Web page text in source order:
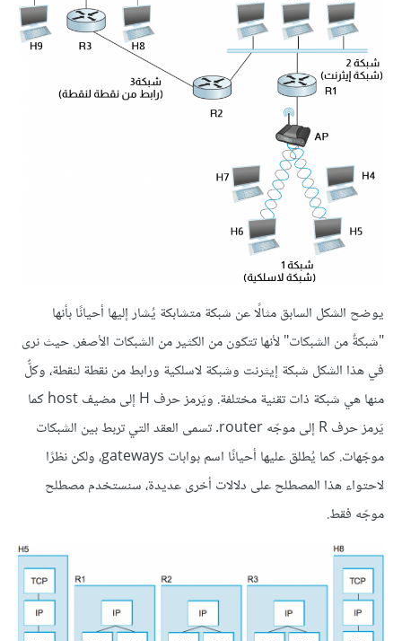
يوضح الشكل السابق مثالًا عن شبكة متشابكة يُشار إليها أحيانًا بأنها
"شبكةٌ من الشبكات" لأنها تتكون من الكثير من الشبكات الأصغر. حيث نرى
في هذا الشكل شبكة إيثرنت وشبكة لاسلكية ورابط من نقطة لنقطة، وكلٌّ
منها هي شبكة ذات تقنية مختلفة. ويَرمز حرف H إلى مضيف host كما
يَرمز حرف R إلى موجّه router. تسمى العقد التي تربط بين الشبكات
موجّهات. كما يُطلق عليها أحيانًا اسم بوابات gateways، ولكن نظرًا
لاحتواء هذا المصطلح على دلالات أخرى عديدة، سنستخدم مصطلح
موجّه فقط.